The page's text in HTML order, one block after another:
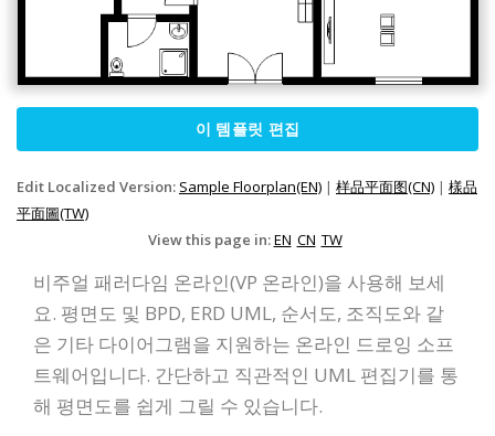
이 템플릿 편집
Edit Localized Version: Sample Floorplan(EN) | 样品平面图(CN) | 樣品
平面圖(TW)
View this page in:EN CN TW
비주얼 패러다임 온라인(VP 온라인)을 사용해 보세
요. 평면도 및 BPD, ERD UML, 순서도, 조직도와 같
은 기타 다이어그램을 지원하는 온라인 드로잉 소프
트웨어입니다. 간단하고 직관적인 UML 편집기를 통
해 평면도를 쉽게 그릴 수 있습니다.